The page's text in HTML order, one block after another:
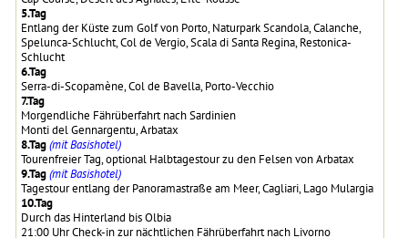
5.Tag
Entlang der Küste zum Golf von Porto, Naturpark Scandola, Calanche,
Spelunca-Schlucht, Col de Vergio, Scala di Santa Regina, Restonica-
Schlucht
6.Tag
Serra-di-Scopamène, Col de Bavella, Porto-Vecchio
7.Tag
Morgendliche Fährüberfahrt nach Sardinien
Monti del Gennargentu, Arbatax
8.Tag(mit Basishotel)
Tourenfreier Tag, optional Halbtagestour zu den Felsen von Arbatax
9.Tag(mit Basishotel)
Tagestour entlang der Panoramastraße am Meer, Cagliari,Lago Mulargia
10.Tag
Durch das Hinterland bis Olbia
21:00 Uhr Check-in zur nächtlichen Fährüberfahrt nach Livorno